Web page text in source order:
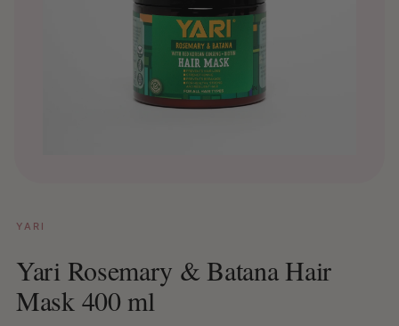
YARI
Yari Rosemary & Batana Hair
Mask 400 ml